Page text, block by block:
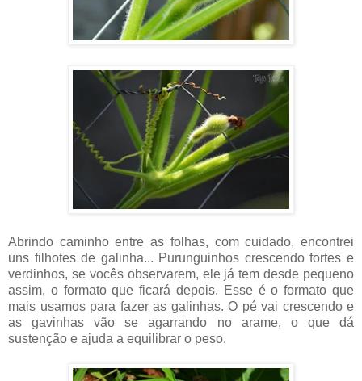
Abrindo caminho entre as folhas, com cuidado, encontrei
uns filhotes de galinha... Purunguinhos crescendo fortes e
verdinhos, se vocês observarem, ele já tem desde pequeno
assim, o formato que ficará depois. Esse é o formato que
mais usamos para fazer as galinhas. O pé vai crescendo e
as gavinhas vão se agarrando no arame, o que dá
sustenção e ajuda a equilibrar o peso.